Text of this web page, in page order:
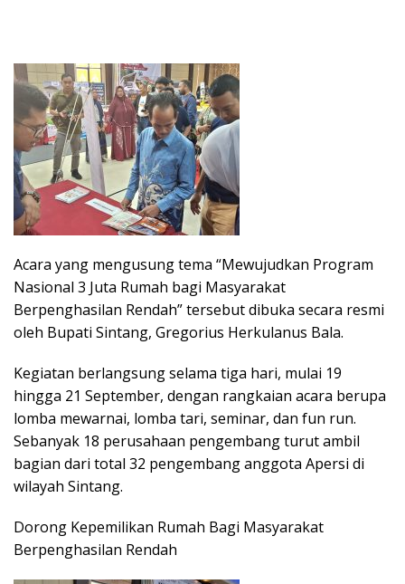
Acara yang mengusung tema “Mewujudkan Program
Nasional 3 Juta Rumah bagi Masyarakat
Berpenghasilan Rendah” tersebut dibuka secara resmi
oleh Bupati Sintang, Gregorius Herkulanus Bala.
Kegiatan berlangsung selama tiga hari, mulai 19
hingga 21 September, dengan rangkaian acara berupa
lomba mewarnai, lomba tari, seminar, dan fun run.
Sebanyak 18 perusahaan pengembang turut ambil
bagian dari total 32 pengembang anggota Apersi di
wilayah Sintang.
Dorong Kepemilikan Rumah Bagi Masyarakat
Berpenghasilan Rendah